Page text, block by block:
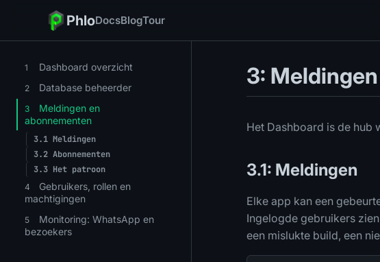
PhloDocsBlogTour
1 Dashboard overzicht
2 Database beheerder
3
Meldingen en
abonnementen
3.1 Meldingen
3.2 Abonnementen
3.3 Het patroon
4
Gebruikers, rollen en
machtigingen
5
Monitoring: WhatsApp en
bezoekers
3:
Het Dashboard is de hub
3.1: Meldingen
Elke app kan een
Ingelogde gebruikers
een mislukte build, een